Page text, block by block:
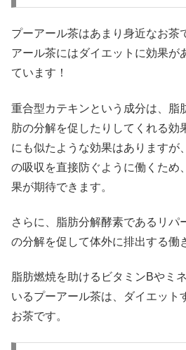
プーアール茶はあまり身近なお茶
アール茶にはダイエットに効果が
ています！
重合型カテキンという成分は、脂
肪の分解を促したりしてくれる効
にも似たような効果はありますが
の吸収を直接防ぐように働くため
果が期待できます。
さらに、脂肪分解酵素であるリパ
の分解を促して体外に排出する働
脂肪燃焼を助けるビタミンBやミ
いるプーアール茶は、ダイエット
お茶です。